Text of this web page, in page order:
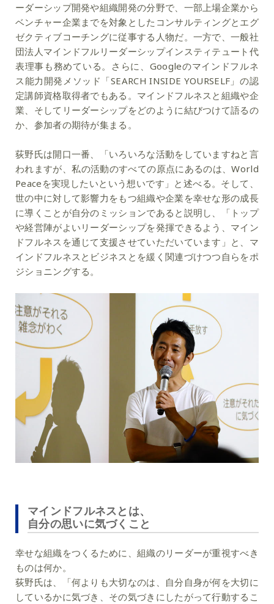
ーダーシップ開発や組織開発の分野で、一部上場企業から
ベンチャー企業までを対象としたコンサルティングとエグ
ゼクティブコーチングに従事する人物だ。一方で、一般社
団法人マインドフルリーダーシップインスティテュート代
表理事も務めている。さらに、Googleのマインドフルネ
ス能力開発メソッド「SEARCH INSIDE YOURSELF」の認
定講師資格取得者でもある。マインドフルネスと組織や企
業、そしてリーダーシップをどのように結びつけて語るの
か、参加者の期待が集まる。
荻野氏は開口一番、「いろいろな活動をしていますねと言
われますが、私の活動のすべての原点にあるのは、World
Peaceを実現したいという想いです」と述べる。そして、
世の中に対して影響力をもつ組織や企業を幸せな形の成長
に導くことが自分のミッションであると説明し、「トップ
や経営陣がよいリーダーシップを発揮できるよう、マイン
ドフルネスを通じて支援させていただいています」と、マ
インドフルネスとビジネスとを緩く関連づけつつ自らをポ
ジショニングする。
マインドフルネスとは、
自分の思いに気づくこと
幸せな組織をつくるために、組織のリーダーが重視すべき
ものは何か。
荻野氏は、「何よりも大切なのは、自分自身が何を大切に
しているかに気づき、その気づきにしたがって行動するこ